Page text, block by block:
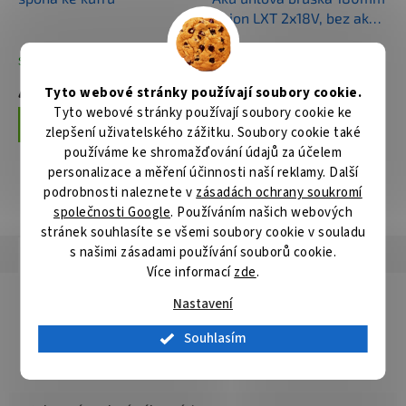
Tyto webové stránky používají soubory cookie.
Tyto webové stránky používají soubory cookie ke
zlepšení uživatelského zážitku. Soubory cookie také
používáme ke shromažďování údajů za účelem
personalizace a měření účinnosti naší reklamy. Další
podrobnosti naleznete v zásadách ochrany soukromí
společnosti Google. Používáním našich webových
stránek souhlasíte se všemi soubory cookie v souladu
s našimi zásadami používání souborů cookie.
Více informacízde.
Nastavení
Souhlasím
Skladem
47 Kč
Do košíku
Li-ion LXT 2x18V, bez aku
Z
Skladem
7 070 Kč
Do košíku
ZOBRAZIT VŠECHNY SOUVISEJÍCÍ PRODUKTY
Hodnocení Diskuze
Detailní popis produktu
Popis produktu není dostupný